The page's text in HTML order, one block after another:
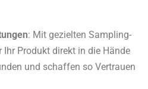
: Mit gezielten Sampling-
Produkt direkt in die Hände
und schaffen so Vertrauen